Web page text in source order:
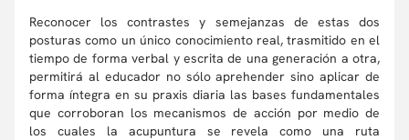
Reconocer los contrastes y semejanzas de estas dos
posturas como un único conocimiento real, trasmitido en el
tiempo de forma verbal y escrita de una generación a otra,
permitirá al educador no sólo aprehender sino aplicar de
forma íntegra en su praxis diaria las bases fundamentales
que corroboran los mecanismos de acción por medio de
los cuales la acupuntura se revela como una ruta